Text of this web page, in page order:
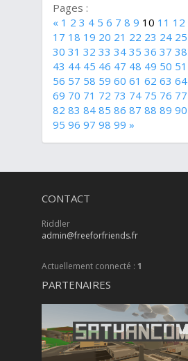
Pages :
« 1 2 3 4 5 6 7 8 9 10 11 12
17 18 19 20 21 22 23 24 25
30 31 32 33 34 35 36 37 38
43 44 45 46 47 48 49 50 51
56 57 58 59 60 61 62 63 64
69 70 71 72 73 74 75 76 77
82 83 84 85 86 87 88 89 90
95 96 97 98 99 »
CONTACT
Riddler
admin@freeforfriends.fr
Actuellement connecté : 1
PARTENAIRES